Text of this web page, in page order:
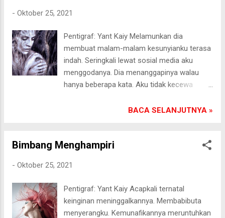
rumah tangganya. Ia juga diposisikan jadi
Malam-malam Tonah diisi melihat video dan
foto cowok muda berotot kekar di
handphone androidnya. Semua bertujuan
mengusir dia di benaknya. Pasongsongan,
27/10/2021
- Oktober 25, 2021
Pentigraf: Yant Kaiy Melamunkan dia
membuat malam-malam kesunyianku terasa
indah. Seringkali lewat sosial media aku
menggodanya. Dia menanggapinya walau
hanya beberapa kata. Aku tidak kecewa
swasta. Bukan tak ada pria lain yang
nafas jadi sesak ketika aku tidak mendengar
beranjangsana ke rumahku, dada ini
ingin menemui adikku, tunangannya.[]
Pasongsongan, 25/10/2021
BACA SELANJUTNYA »
Bimbang Menghampiri
- Oktober 25, 2021
Pentigraf: Yant Kaiy Acapkali ternatal
keinginan meninggalkannya. Membabibuta
menyerangku. Kemunafikannya meruntuhkan